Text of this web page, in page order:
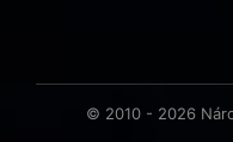
© 2010 - 2026